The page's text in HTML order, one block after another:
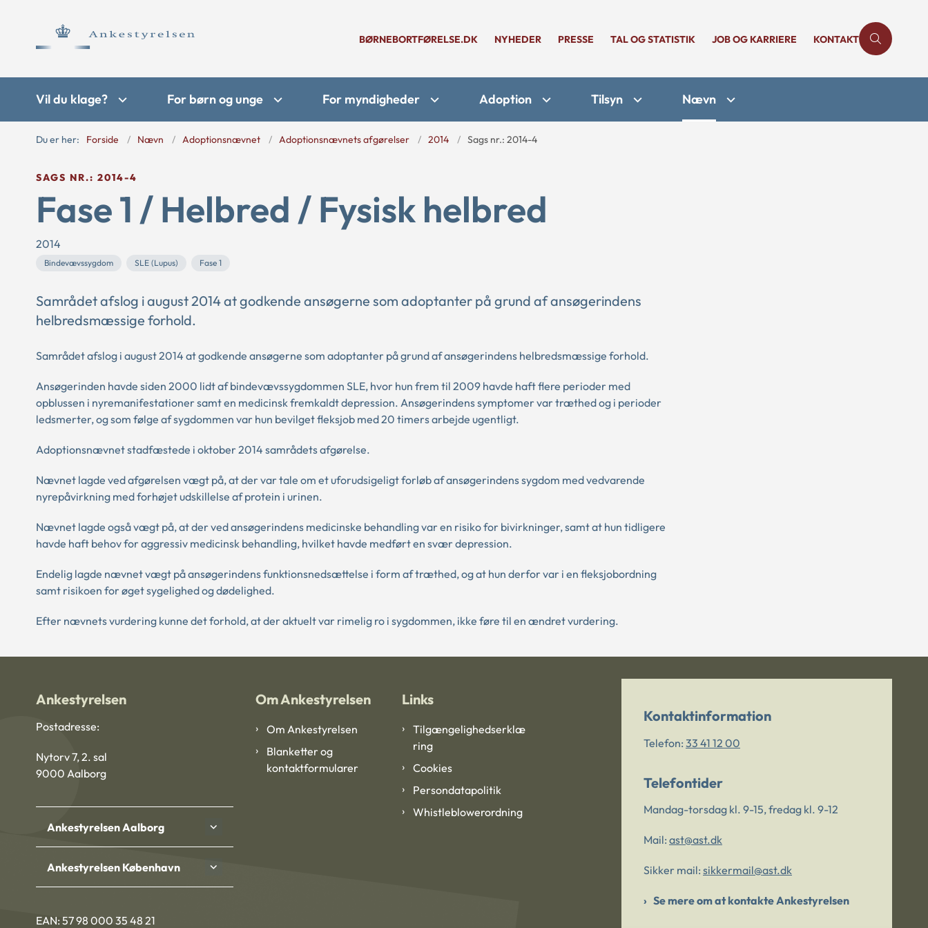
BØRNEBORTFØRELSE.DK NYHEDER PRESSE TAL OG STATISTIK JOB OG KARRIERE KONTAKT
Vil du klage? For børn og unge For myndigheder Adoption Tilsyn Nævn
Du er her: Forside Nævn Adoptionsnævnet Adoptionsnævnets afgørelser 2014 Sags nr.: 2014-4
SAGS NR.: 2014-4
Fase 1 / Helbred / Fysisk helbred
2014
Bindevævssygdom SLE (Lupus) Fase 1
Samrådet afslog i august 2014 at godkende ansøgerne som adoptanter på grund af ansøgerindens
helbredsmæssige forhold.
Samrådet afslog i august 2014 at godkende ansøgerne som adoptanter på grund af ansøgerindens helbredsmæssige forhold.
Ansøgerinden havde siden 2000 lidt af bindevævssygdommen SLE, hvor hun frem til 2009 havde haft flere perioder med
opblussen i nyremanifestationer samt en medicinsk fremkaldt depression. Ansøgerindens symptomer var træthed og i perioder
ledsmerter, og som følge af sygdommen var hun bevilget fleksjob med 20 timers arbejde ugentligt.
Adoptionsnævnet stadfæstede i oktober 2014 samrådets afgørelse.
Nævnet lagde ved afgørelsen vægt på, at der var tale om et uforudsigeligt forløb af ansøgerindens sygdom med vedvarende
nyrepåvirkning med forhøjet udskillelse af protein i urinen.
Nævnet lagde også vægt på, at der ved ansøgerindens medicinske behandling var en risiko for bivirkninger, samt at hun tidligere
havde haft behov for aggressiv medicinsk behandling, hvilket havde medført en svær depression.
Endelig lagde nævnet vægt på ansøgerindens funktionsnedsættelse i form af træthed, og at hun derfor var i en fleksjobordning
samt risikoen for øget sygelighed og dødelighed.
Efter nævnets vurdering kunne det forhold, at der aktuelt var rimelig ro i sygdommen, ikke føre til en ændret vurdering.
Ankestyrelsen
Postadresse:
Nytorv 7, 2. sal
9000 Aalborg
Ankestyrelsen Aalborg
Ankestyrelsen København
EAN: 57 98 000 35 48 21
Om Ankestyrelsen
Om Ankestyrelsen
Blanketter og
kontaktformularer
Links
Tilgængelighedserklæ
ring
Cookies
Persondatapolitik
Whistleblowerordning
Kontaktinformation
Telefon: 33 41 12 00
Telefontider
Mandag-torsdag kl. 9-15, fredag kl. 9-12
Mail: ast@ast.dk
Sikker mail: sikkermail@ast.dk
Se mere om at kontakte Ankestyrelsen